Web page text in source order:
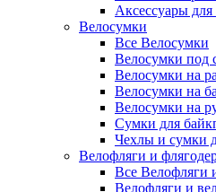
Аксессуары для
Велосумки
Все Велосумки
Велосумки под
Велосумки на
Велосумки на
Велосумки на
Сумки для
Чехлы и сумки
Велофляги и
Все Велофляги
Велофляги и